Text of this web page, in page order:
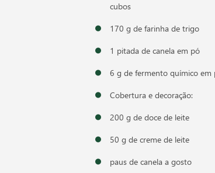
cubos
170 g de farinha de trigo
1 pitada de canela em pó
6 g de fermento químico em
Cobertura e decoração:
200 g de doce de leite
50 g de creme de leite
paus de canela a gosto